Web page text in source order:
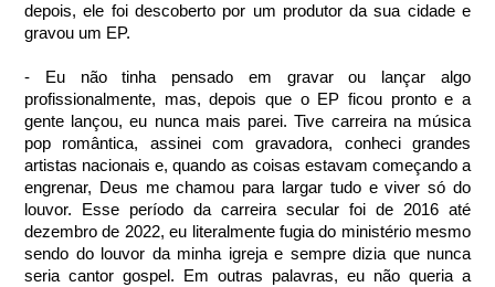
depois, ele foi descoberto por um produtor da sua cidade e
gravou um EP.
- Eu não tinha pensado em gravar ou lançar algo
profissionalmente, mas, depois que o EP ficou pronto e a
gente lançou, eu nunca mais parei. Tive carreira na música
pop romântica, assinei com gravadora, conheci grandes
artistas nacionais e, quando as coisas estavam começando a
engrenar, Deus me chamou para largar tudo e viver só do
louvor. Esse período da carreira secular foi de 2016 até
dezembro de 2022, eu literalmente fugia do ministério mesmo
sendo do louvor da minha igreja e sempre dizia que nunca
seria cantor gospel. Em outras palavras, eu não queria a